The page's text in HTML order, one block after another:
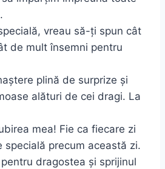
vreau să-ți spun cât
de mult însemni pentru
plină de surprize și
alături de cei dragi. La
mea! Fie ca fiecare zi
specială precum această zi.
dragostea și sprijinul